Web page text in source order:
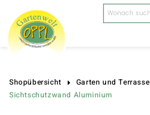
Products
search
Shopübersicht Garten und Terrasse
Sichtschutzwand Aluminium